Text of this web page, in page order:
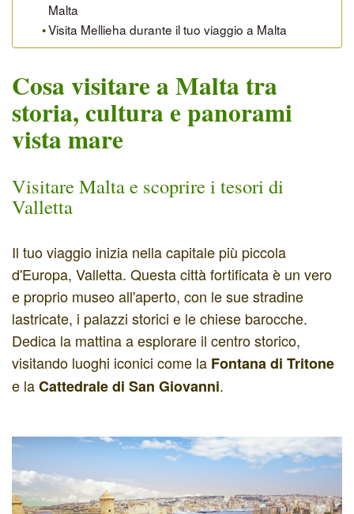
Malta
Visita Mellieha durante il tuo viaggio a Malta
Cosa visitare a Malta tra
storia, cultura e panorami
vista mare
Visitare Malta e scoprire i tesori di
Valletta
Il tuo viaggio inizia nella capitale più piccola
d'Europa, Valletta. Questa città fortificata è un vero
e proprio museo all'aperto, con le sue stradine
lastricate, i palazzi storici e le chiese barocche.
Dedica la mattina a esplorare il centro storico,
visitando luoghi iconici come la Fontana di Tritone
e laCattedrale di San Giovanni.